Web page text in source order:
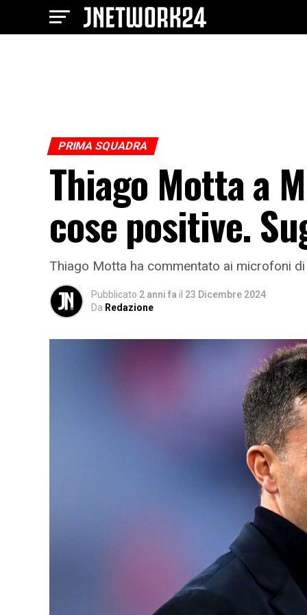
PRIMA SQUADRA
Thiago Motta a
cose positive.
Thiago Motta ha commentato ai microfoni
Pubblicato 2 anni fa il 23 Dicembre 2024
Da Redazione